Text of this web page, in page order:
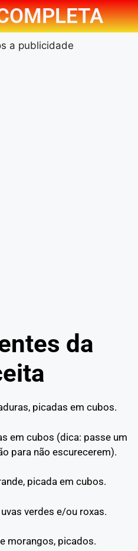
a publicidade
da
picadas em cubos.
em cubos (dica: passe um
para não escurecerem).
picada em cubos.
verdes e/ou roxas.
morangos, picados.